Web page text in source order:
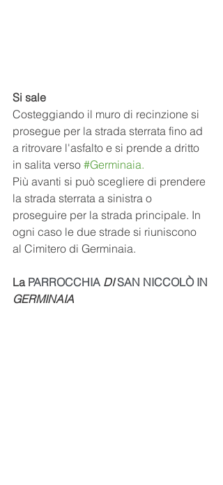
Si sale
Costeggiando il muro di recinzione si
prosegue per la strada sterrata fino ad
a ritrovare l'asfalto e si prende a dritto
in salita verso #Germinaia.
Più avanti si può scegliere di prendere
la strada sterrata a sinistra o
proseguire per la strada principale. In
ogni caso le due strade si riuniscono
al Cimitero di Germinaia.
La PARROCCHIA DI SAN NICCOLÒ IN
GERMINAIA